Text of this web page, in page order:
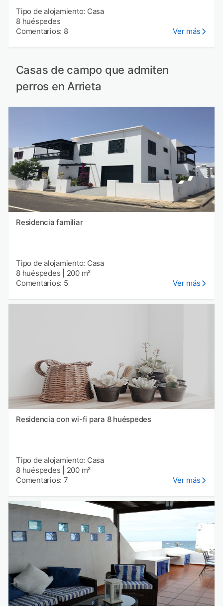
Tipo de alojamiento: Casa
8 huéspedes
Comentarios: 8
Ver más
Casas de campo que admiten
perros en Arrieta
Residencia familiar
Tipo de alojamiento: Casa
8 huéspedes
200 m²
Comentarios: 5
Ver más
Residencia con wi-fi para 8 huéspedes
Tipo de alojamiento: Casa
8 huéspedes
200 m²
Comentarios: 7
Ver más